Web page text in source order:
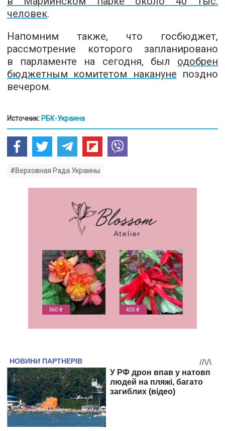
человек.
Напомним также, что госбюджет,
рассмотрение которого запланировано
в парламенте на сегодня, был одобрен
бюджетным комитетом накануне поздно
вечером.
Источник: РБК-Украина
#Верховная Рада Украины